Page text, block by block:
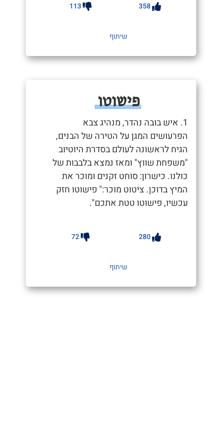
358
113
שיתוף
פישוטו
1. איש בובה נהדר, מנהיג צבא
הפרעושים המגן על הטירה של הבנים,
הגיח לראשונה לעולם בסדרת היוטיוב
"משפחת שווץ" ומאז נמצא בלבבות של
כולנו. כישרון: סוחט זקנים ומוכר את
המיץ בדוכן. ציטוט מוכר:" פישוטו חזק
עכשיו, פישוטו טטת אתכם".
280
72
שיתוף